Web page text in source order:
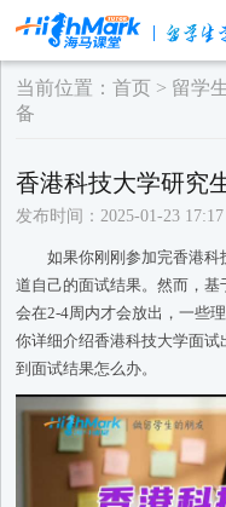
当前位置：首页 > 留学
备
香港科技大学研究
发布时间：2025-01-23 17:17
如果你刚刚参加完香港科
道自己的面试结果。然而，
会在2-4周内才会放出，一些
你详细介绍香港科技大学面
到面试结果怎么办。